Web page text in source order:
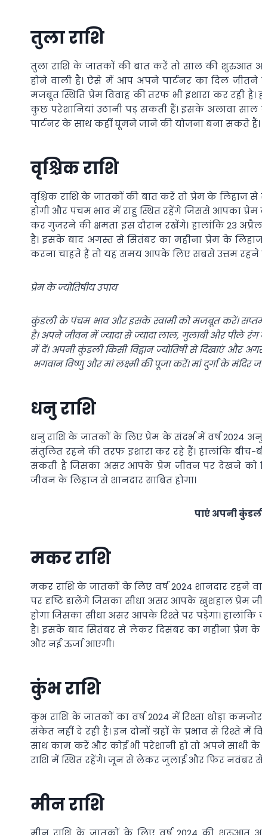
तुला राशि
तुला राशि के जातकों की बात करें तो साल की शुरुआत
होने वाली है। ऐसे में आप अपने पार्टनर का दिल
मजबूत स्थिति प्रेम विवाह की तरफ भी इशारा कर
कुछ परेशानियां उठानी पड़ सकती हैं। इसके अलावा
पार्टनर के साथ कहीं घूमने जाने की योजना बना सकते हैं।
वृश्चिक राशि
वृश्चिक राशि के जातकों की बात करें तो प्रेम के
होगी और पंचम भाव में राहु स्थित रहेंगे जिससे आपका
कर गुजरने की क्षमता इस दौरान रखेंगे। हालांकि 23
है। इसके बाद अगस्त से सितंबर का महीना प्रेम के
करना चाहते हैं तो यह समय आपके लिए सबसे उत्तम रहने
प्रेम के ज्योतिषीय उपाय
कुंडली के पंचम भाव और इसके स्वामी को मजबूत करें।
है।अपने जीवन में ज्यादा से ज्यादा लाल, गुलाबी और पीले
में दें।अपनी कुंडली किसी विद्वान ज्योतिषी से दिखाएं और
भगवान विष्णु और मां लक्ष्मी की पूजा करें।मां दुर्गा के मंदिर
धनु राशि
धनु राशि के जातकों के लिए प्रेम के संदर्भ में वर्ष 2024
संतुलित रहने की तरफ इशारा कर रहे हैं। हालांकि
सकती है जिसका असर आपके प्रेम जीवन पर देखने को
जीवन के लिहाज से शानदार साबित होगा।
पाएं अपनी
मकर राशि
मकर राशि के जातकों के लिए वर्ष 2024 शानदार
पर दृष्टि डालेंगे जिसका सीधा असर आपके खुशहाल प्रेम
होगा जिसका सीधा असर आपके रिश्ते पर पड़ेगा।
है। इसके बाद सितंबर से लेकर दिसंबर का महीना प्रेम
और नई ऊर्जा आएगी।
कुंभ राशि
कुंभ राशि के जातकों का वर्ष 2024 में रिश्ता थोड़ा
संकेत नहीं दे रही है। इन दोनों ग्रहों के प्रभाव से रिश्ते
साथ काम करें और कोई भी परेशानी हो तो अपने साथी
राशि में स्थित रहेंगे। जून से लेकर जुलाई और फिर नवंबर
मीन राशि